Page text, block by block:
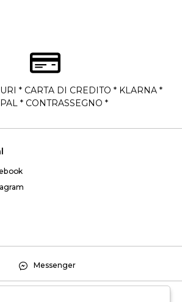
* CARTA DI CREDITO * KLARNA *
* CONTRASSEGNO *
Messenger